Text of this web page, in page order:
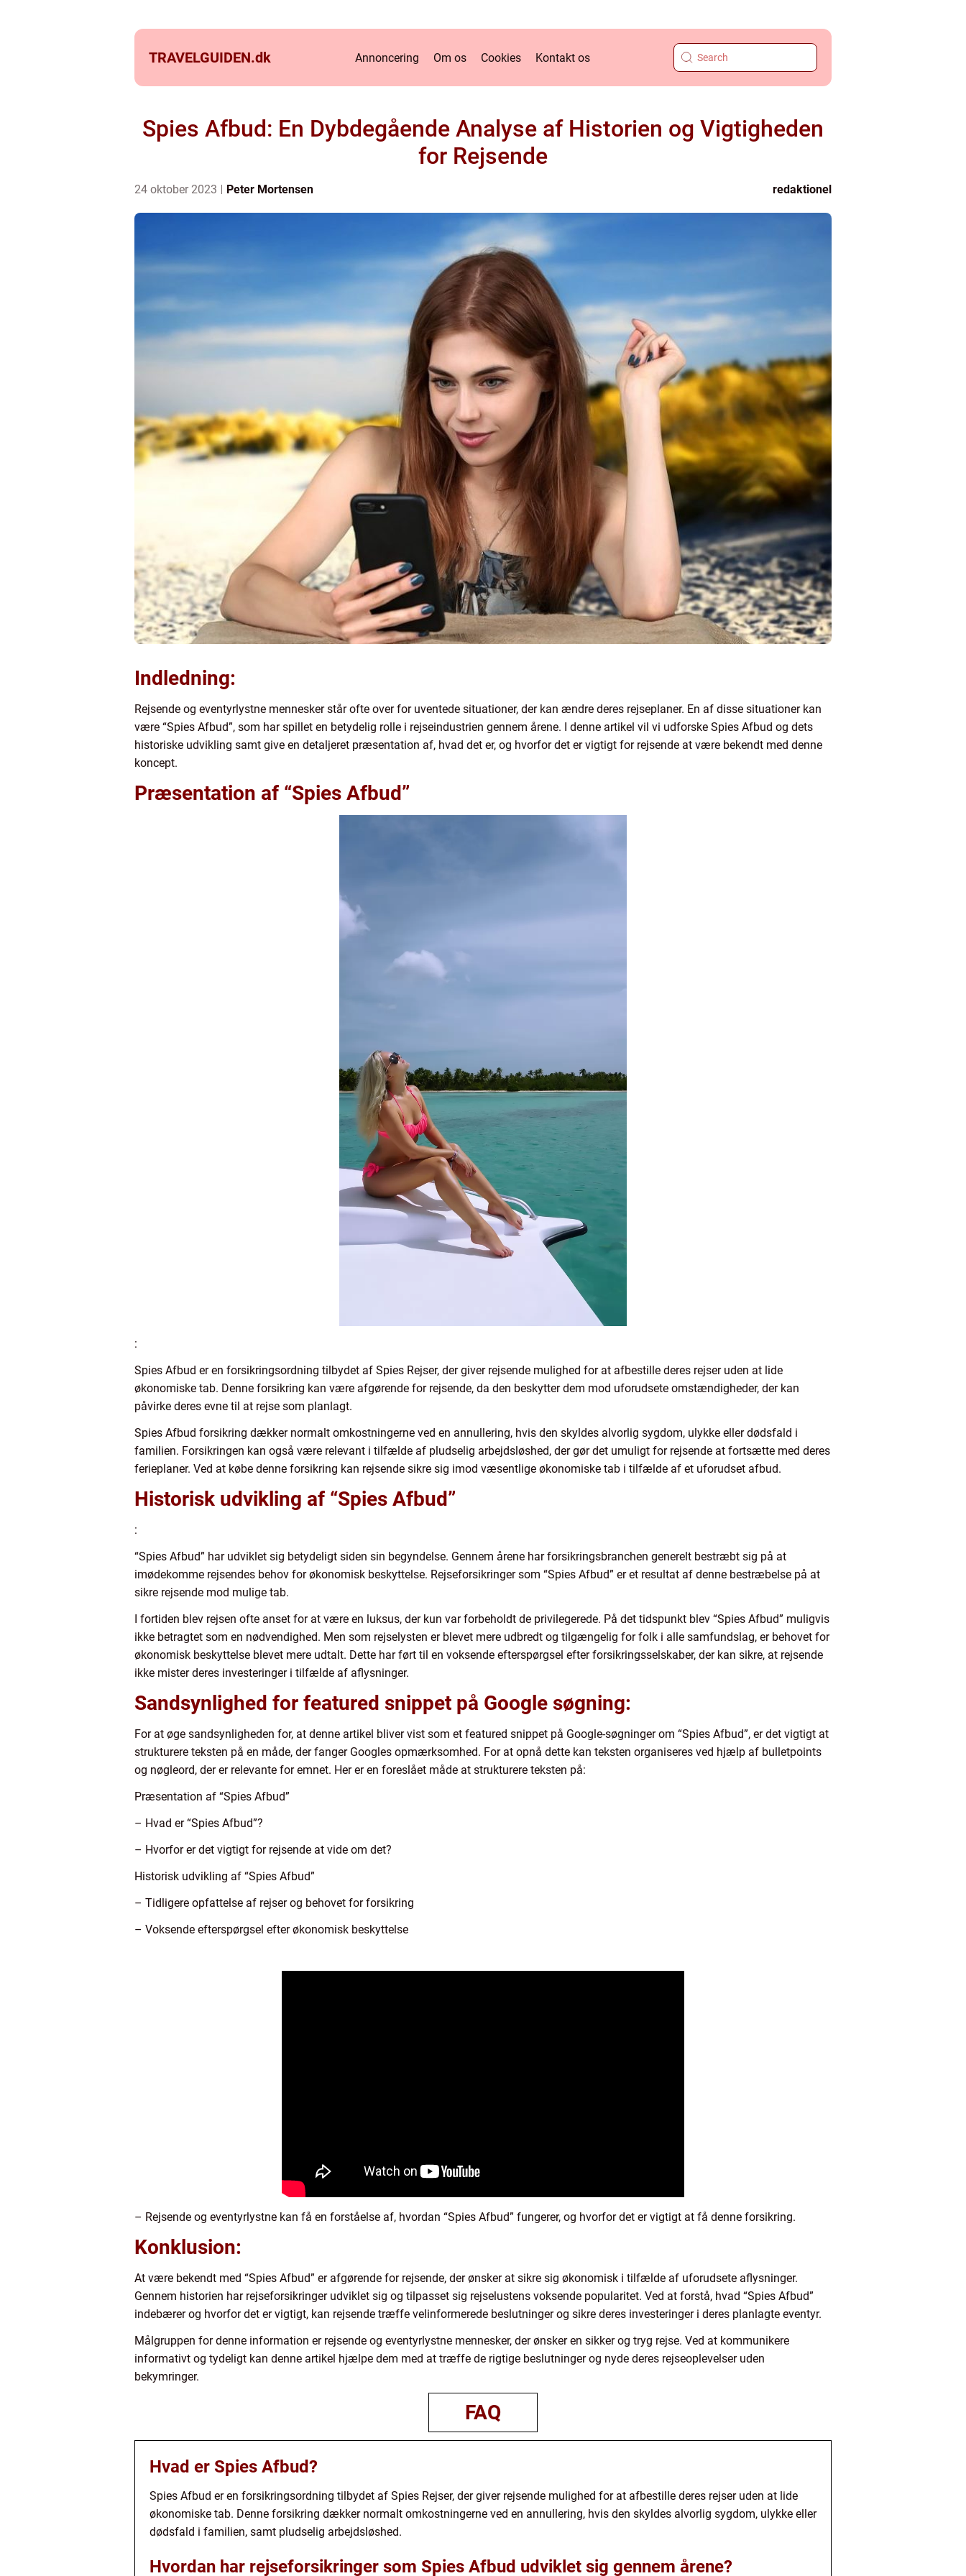
TRAVELGUIDEN.dk Annoncering Om os Cookies Kontakt os
Spies Afbud: En Dybdegående Analyse af Historien og Vigtigheden
for Rejsende
24 oktober 2023 Peter Mortensen redaktionel
Indledning:
Rejsende og eventyrlystne mennesker står ofte over for uventede situationer, der kan ændre deres rejseplaner. En af disse situationer kan
være “Spies Afbud”, som har spillet en betydelig rolle i rejseindustrien gennem årene. I denne artikel vil vi udforske Spies Afbud og dets
historiske udvikling samt give en detaljeret præsentation af, hvad det er, og hvorfor det er vigtigt for rejsende at være bekendt med denne
koncept.
Præsentation af “Spies Afbud”
:
Spies Afbud er en forsikringsordning tilbydet af Spies Rejser, der giver rejsende mulighed for at afbestille deres rejser uden at lide
økonomiske tab. Denne forsikring kan være afgørende for rejsende, da den beskytter dem mod uforudsete omstændigheder, der kan
påvirke deres evne til at rejse som planlagt.
Spies Afbud forsikring dækker normalt omkostningerne ved en annullering, hvis den skyldes alvorlig sygdom, ulykke eller dødsfald i
familien. Forsikringen kan også være relevant i tilfælde af pludselig arbejdsløshed, der gør det umuligt for rejsende at fortsætte med deres
ferieplaner. Ved at købe denne forsikring kan rejsende sikre sig imod væsentlige økonomiske tab i tilfælde af et uforudset afbud.
Historisk udvikling af “Spies Afbud”
:
“Spies Afbud” har udviklet sig betydeligt siden sin begyndelse. Gennem årene har forsikringsbranchen generelt bestræbt sig på at
imødekomme rejsendes behov for økonomisk beskyttelse. Rejseforsikringer som “Spies Afbud” er et resultat af denne bestræbelse på at
sikre rejsende mod mulige tab.
I fortiden blev rejsen ofte anset for at være en luksus, der kun var forbeholdt de privilegerede. På det tidspunkt blev “Spies Afbud” muligvis
ikke betragtet som en nødvendighed. Men som rejselysten er blevet mere udbredt og tilgængelig for folk i alle samfundslag, er behovet for
økonomisk beskyttelse blevet mere udtalt. Dette har ført til en voksende efterspørgsel efter forsikringsselskaber, der kan sikre, at rejsende
ikke mister deres investeringer i tilfælde af aflysninger.
Sandsynlighed for featured snippet på Google søgning:
For at øge sandsynligheden for, at denne artikel bliver vist som et featured snippet på Google-søgninger om “Spies Afbud”, er det vigtigt at
strukturere teksten på en måde, der fanger Googles opmærksomhed. For at opnå dette kan teksten organiseres ved hjælp af bulletpoints
og nøgleord, der er relevante for emnet. Her er en foreslået måde at strukturere teksten på:
Præsentation af “Spies Afbud”
– Hvad er “Spies Afbud”?
– Hvorfor er det vigtigt for rejsende at vide om det?
Historisk udvikling af “Spies Afbud”
– Tidligere opfattelse af rejser og behovet for forsikring
– Voksende efterspørgsel efter økonomisk beskyttelse
– Rejsende og eventyrlystne kan få en forståelse af, hvordan “Spies Afbud” fungerer, og hvorfor det er vigtigt at få denne forsikring.
Konklusion:
At være bekendt med “Spies Afbud” er afgørende for rejsende, der ønsker at sikre sig økonomisk i tilfælde af uforudsete aflysninger.
Gennem historien har rejseforsikringer udviklet sig og tilpasset sig rejselustens voksende popularitet. Ved at forstå, hvad “Spies Afbud”
indebærer og hvorfor det er vigtigt, kan rejsende træffe velinformerede beslutninger og sikre deres investeringer i deres planlagte eventyr.
Målgruppen for denne information er rejsende og eventyrlystne mennesker, der ønsker en sikker og tryg rejse. Ved at kommunikere
informativt og tydeligt kan denne artikel hjælpe dem med at træffe de rigtige beslutninger og nyde deres rejseoplevelser uden
bekymringer.
FAQ
Hvad er Spies Afbud?
Spies Afbud er en forsikringsordning tilbydet af Spies Rejser, der giver rejsende mulighed for at afbestille deres rejser uden at lide
økonomiske tab. Denne forsikring dækker normalt omkostningerne ved en annullering, hvis den skyldes alvorlig sygdom, ulykke eller
dødsfald i familien, samt pludselig arbejdsløshed.
Hvordan har rejseforsikringer som Spies Afbud udviklet sig gennem årene?